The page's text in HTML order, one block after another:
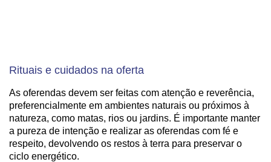
Rituais e cuidados na oferta
As oferendas devem ser feitas com atenção e reverência,
preferencialmente em ambientes naturais ou próximos à
natureza, como matas, rios ou jardins. É importante manter
a pureza de intenção e realizar as oferendas com fé e
respeito, devolvendo os restos à terra para preservar o
ciclo energético.